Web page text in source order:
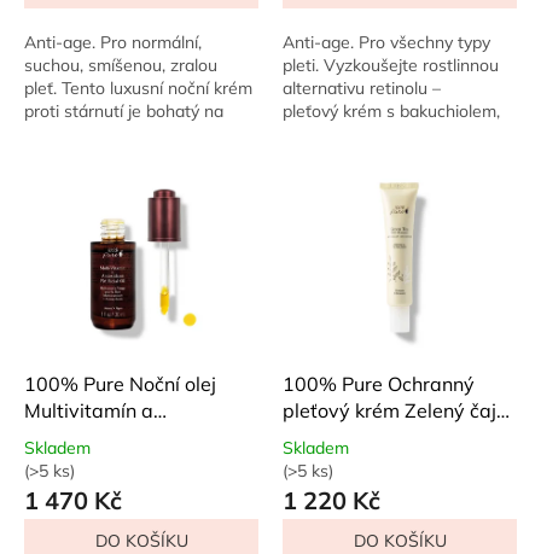
5,0
z
5
hvězdiček.
Anti-age. Pro normální,
suchou, smíšenou, zralou
pleť. Tento luxusní noční krém
proti stárnutí je bohatý na
5,0
z
5
hvězdiček.
Anti-age. Pro všechny typy
pleti. Vyzkoušejte rostlinnou
alternativu retinolu –
pleťový krém s bakuchiolem,
100% Pure Noční olej
Multivitamín a
antioxidanty 30 ml
Průměrné
hodnocení
produktu
Skladem
(>5 ks)
1 470 Kč
DO KOŠÍKU
100% Pure Ochranný
pleťový krém Zelený čaj
EGCG 40 ml
Průměrné
hodnocení
produktu
Skladem
(>5 ks)
1 220 Kč
DO KOŠÍKU